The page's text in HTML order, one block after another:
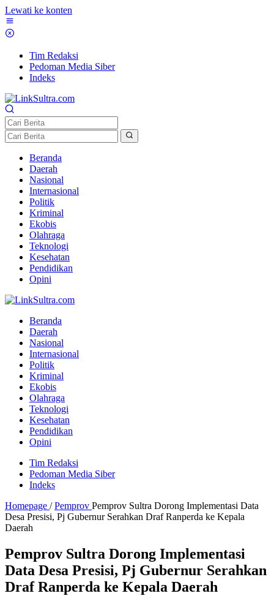
Lewati ke konten
Tim Redaksi
Pedoman Media Siber
Indeks
Beranda
Daerah
Nasional
Internasional
Politik
Kriminal
Ekobis
Olahraga
Teknologi
Kesehatan
Pendidikan
Opini
Beranda
Daerah
Nasional
Internasional
Politik
Kriminal
Ekobis
Olahraga
Teknologi
Kesehatan
Pendidikan
Opini
Tim Redaksi
Pedoman Media Siber
Indeks
Homepage / Pemprov Pemprov Sultra Dorong Implementasi Data
Desa Presisi, Pj Gubernur Serahkan Draf Ranperda ke Kepala
Daerah
Pemprov Sultra Dorong Implementasi
Data Desa Presisi, Pj Gubernur Serahkan
Draf Ranperda ke Kepala Daerah